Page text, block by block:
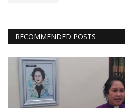
RECOMMENDED POSTS